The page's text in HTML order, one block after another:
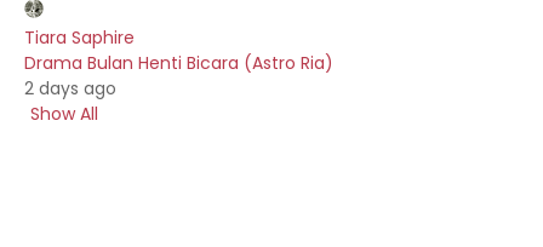
Tiara Saphire
Drama Bulan Henti Bicara (Astro Ria)
2 days ago
Show All